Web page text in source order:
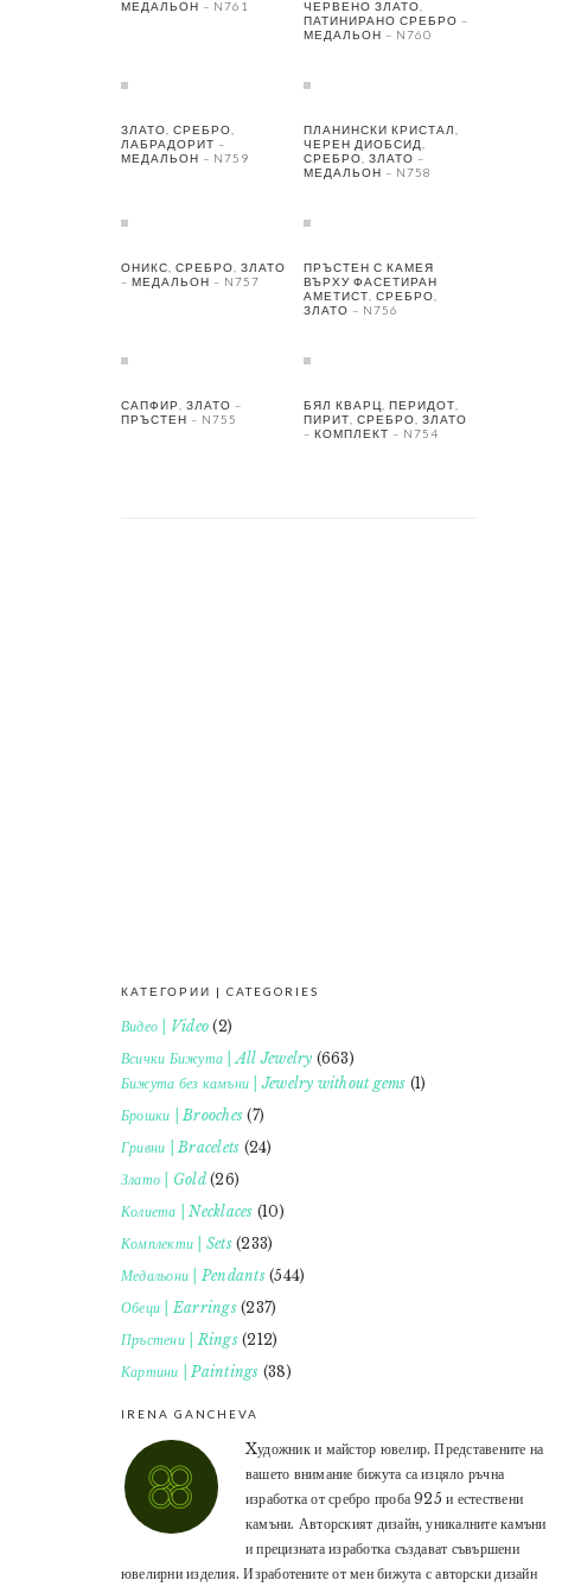
МЕДАЛЬОН – N761
ЧЕРВЕНО ЗЛАТО,
ПАТИНИРАНО СРЕБРО –
МЕДАЛЬОН – N760
ЗЛАТО, СРЕБРО,
ЛАБРАДОРИТ –
МЕДАЛЬОН – N759
ПЛАНИНСКИ КРИСТАЛ,
ЧЕРЕН ДИОБСИД,
СРЕБРО, ЗЛАТО –
МЕДАЛЬОН – N758
ОНИКС, СРЕБРО, ЗЛАТО
– МЕДАЛЬОН – N757
ПРЪСТЕН С КАМЕЯ
ВЪРХУ ФАСЕТИРАН
АМЕТИСТ, СРЕБРО,
ЗЛАТО – N756
САПФИР, ЗЛАТО –
ПРЪСТЕН – N755
БЯЛ КВАРЦ, ПЕРИДОТ,
ПИРИТ, СРЕБРО, ЗЛАТО
– КОМПЛЕКТ – N754
КАТЕГОРИИ | CATEGORIES
Видео | Video (2)
Всички Бижута | All Jewelry (663)
Бижута без камъни | Jewelry without gems (1)
Брошки | Brooches (7)
Гривни | Bracelets (24)
Злато | Gold(26)
Колиета | Necklaces (10)
Комплекти | Sets(233)
Медальони | Pendants(544)
Обеци | Earrings(237)
Пръстени | Rings(212)
Картини | Paintings (38)
IRENA GANCHEVA
Xудожник и майстор ювелир. Представените на
вашето внимание бижута са изцяло ръчна
изработка от сребро проба 925 и естествени
камъни. Авторският дизайн, уникалните камъни
и прецизната изработка създават съвършени
ювелирни изделия. Изработените от мен бижута с авторски дизайн